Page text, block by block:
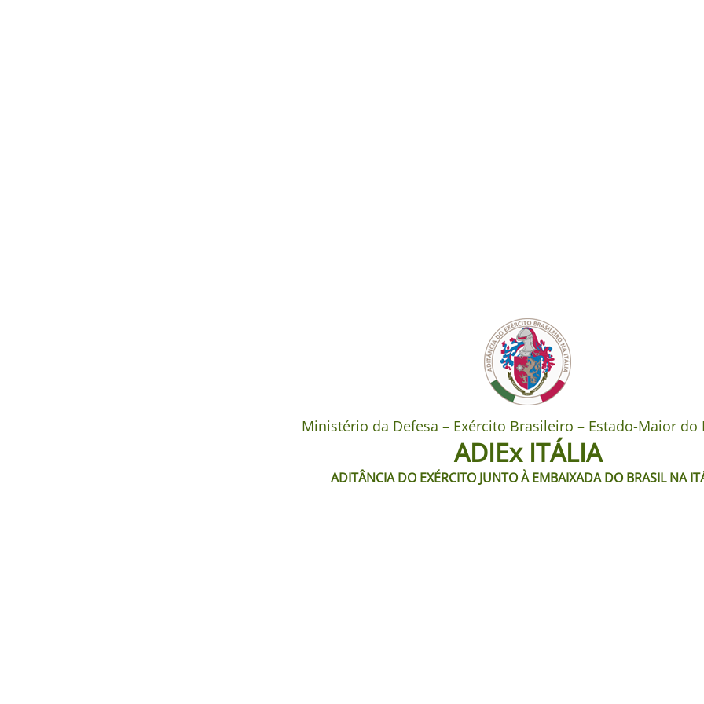
Ministério da Defesa – Exército Brasileiro – Estado-Maior do
ADIEx ITÁLIA
ADITÂNCIA DO EXÉRCITO JUNTO À EMBAIXADA DO BRASIL NA